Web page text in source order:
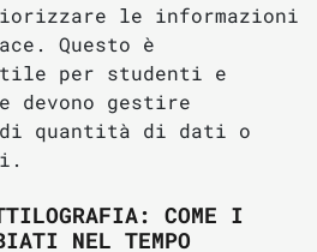
le informazioni
Questo è
per studenti e
devono gestire
quantità di dati o
COME I
NEL TEMPO